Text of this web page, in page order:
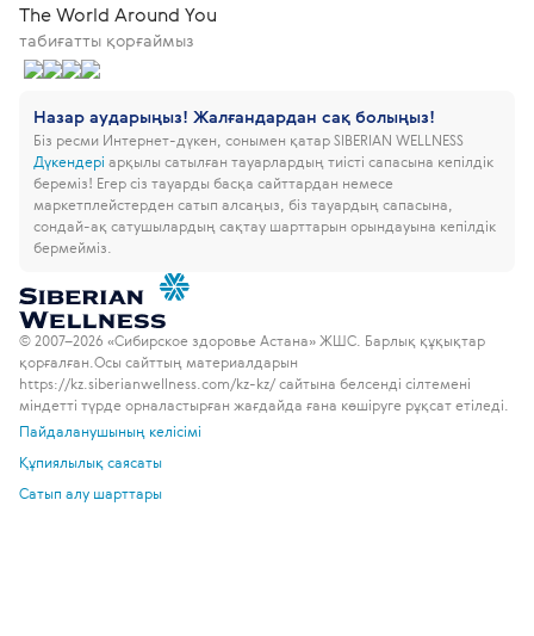
The World Around You
табиғатты қорғаймыз
Назар аударыңыз! Жалғандардан сақ болыңыз!
Біз ресми Интернет-дүкен, сонымен қатар SIBERIAN WELLNESS
Дүкендері арқылы сатылған тауарлардың тиісті сапасына кепілдік
береміз! Егер сіз тауарды басқа сайттардан немесе
маркетплейстерден сатып алсаңыз, біз тауардың сапасына,
сондай-ақ сатушылардың сақтау шарттарын орындауына кепілдік
бермейміз.
© 2007–2026 «Сибирское здоровье Астана» ЖШС. Барлық құқықтар
қорғалған. Осы сайттың материалдарын
https://kz.siberianwellness.com/kz-kz/ сайтына белсенді сілтемені
міндетті түрде орналастырған жағдайда ғана көшіруге рұқсат етіледі.
Пайдаланушының келісімі
Құпиялылық саясаты
Сатып алу шарттары